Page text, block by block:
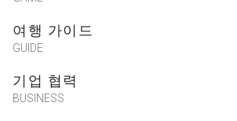
여행 가이드
GUIDE
기업 협력
BUSINESS